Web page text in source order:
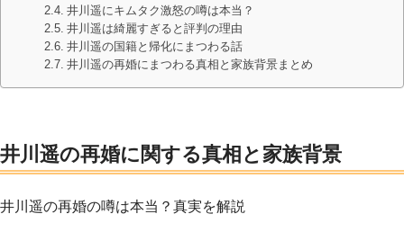
井川遥にキムタク激怒の噂は本当？
井川遥は綺麗すぎると評判の理由
井川遥の国籍と帰化にまつわる話
井川遥の再婚にまつわる真相と家族背景まとめ
井川遥の再婚に関する真相と家族背景
井川遥の再婚の噂は本当？真実を解説